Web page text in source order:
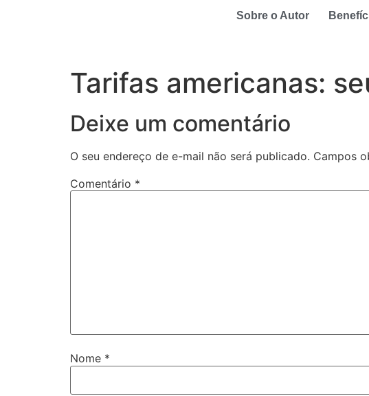
Sobre o Autor
Tarifas americanas:
Deixe um comentário
O seu endereço de e-mail não será publicado. Campos
Comentário *
Nome *